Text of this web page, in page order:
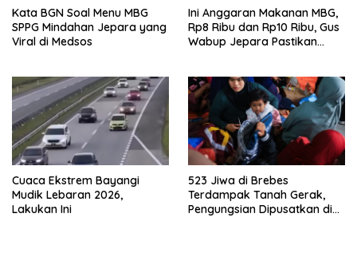
Kata BGN Soal Menu MBG
SPPG Mindahan Jepara yang
Viral di Medsos
Ini Anggaran Makanan MBG,
Rp8 Ribu dan Rp10 Ribu, Gus
Wabup Jepara Pastikan
Cuaca Ekstrem Bayangi
Mudik Lebaran 2026,
Lakukan Ini
523 Jiwa di Brebes
Terdampak Tanah Gerak,
Pengungsian Dipusatkan di